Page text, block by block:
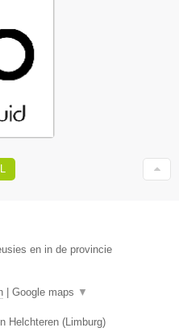
en in de provincie
Google maps ▼
Helchteren ( Limburg)